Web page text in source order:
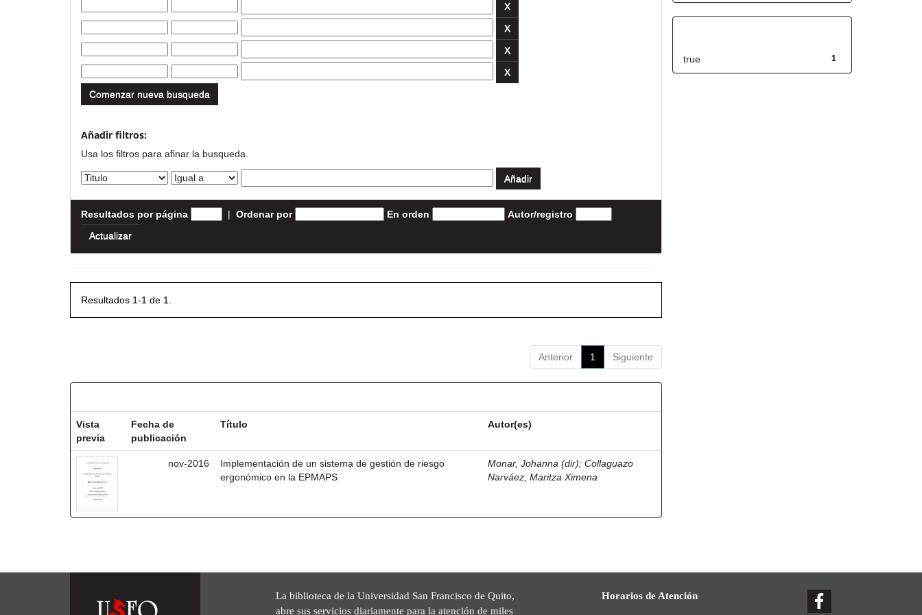
Comenzar nueva busqueda
Añadir filtros:
Usa los filtros para afinar la busqueda.
Resultados por página | Ordenar por En orden Autor/registro
Resultados 1-1 de 1.
Anterior 1 Siguiente
Vista
previa
Fecha de
publicación
Título Autor(es)
nov-2016
Implementación de un sistema de gestión de riesgo
ergonómico en la EPMAPS
Monar, Johanna (dir);Collaguazo
Narváez, Maritza Ximena
1
true
La biblioteca de la Universidad San Francisco de Quito,
abre sus servicios diariamente para la atención de miles
Horarios de Atención